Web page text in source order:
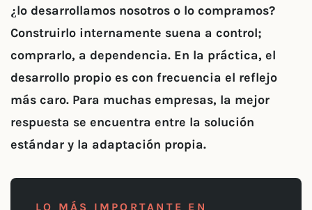
¿lo desarrollamos nosotros o lo compramos?
Construirlo internamente suena a control;
comprarlo, a dependencia. En la práctica, el
desarrollo propio es con frecuencia el reflejo
más caro. Para muchas empresas, la mejor
respuesta se encuentra entre la solución
estándar y la adaptación propia.
LO MÁS IMPORTANTE EN